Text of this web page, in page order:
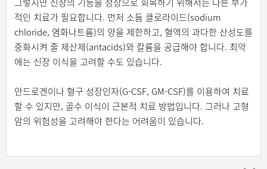
적인 치료가 필요합니다. 먼저 소듐 클로라이드(sodium
chloride, 염화나트륨)의 양을 제한하고, 혈액의 과다한 산성도를
중화시켜 줄 제산제(antacids)와 칼륨을 공급해야 합니다. 최악
에는 신장 이식을 고려할 수도 있습니다.
안드로겐이나 혈구 성장인자(G-CSF, GM-CSF)를 이용하여 치료
할 수 있지만, 골수 이식이 근본적 치료 방법입니다. 그러나 고형
암의 위험성을 고려해야 한다는 어려움이 있습니다.